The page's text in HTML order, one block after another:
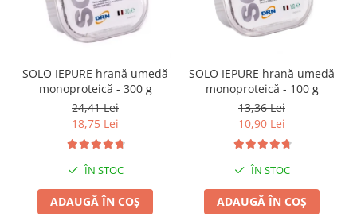
SOLO IEPURE hrană umedă
monoproteică - 300 g
24,41 Lei
18,75 Lei
ÎN STOC
ADAUGĂ ÎN COȘ
SOLO IEPURE hrană umedă
monoproteică - 100 g
13,36 Lei
10,90 Lei
ÎN STOC
ADAUGĂ ÎN COȘ